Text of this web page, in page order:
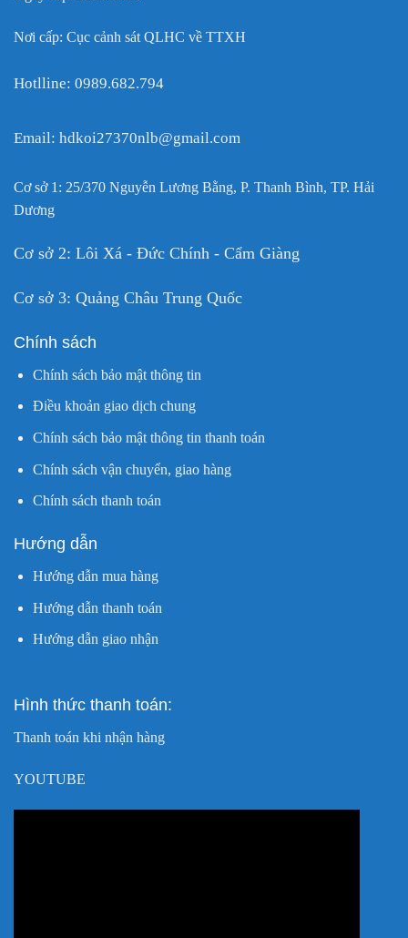
Nơi cấp: Cục cảnh sát QLHC về TTXH
Hotlline: 0989.682.794
Email: hdkoi27370nlb@gmail.com
Cơ sở 1: 25/370 Nguyễn Lương Bằng, P. Thanh Bình, TP. Hải
Dương
Cơ sở 2: Lôi Xá - Đức Chính - Cẩm Giàng
Cơ sở 3: Quảng Châu Trung Quốc
Chính sách
Chính sách bảo mật thông tin
Điều khoản giao dịch chung
Chính sách bảo mật thông tin thanh toán
Chính sách vận chuyển, giao hàng
Chính sách thanh toán
Hướng dẫn
Hướng dẫn mua hàng
Hướng dẫn thanh toán
Hướng dẫn giao nhận
Hình thức thanh toán:
Thanh toán khi nhận hàng
YOUTUBE